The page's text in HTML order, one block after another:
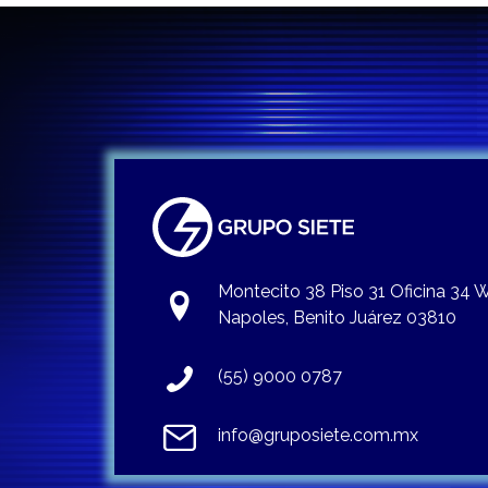
Montecito 38 Piso 31 Oficina 34
Napoles, Benito Juárez 03810
(55) 9000 0787
info@gruposiete.com.mx